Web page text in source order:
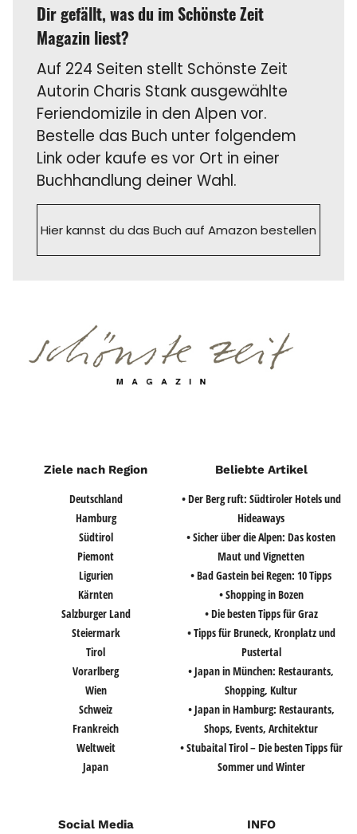
Dir gefällt, was du im Schönste Zeit
Magazin liest?
Auf 224 Seiten stellt Schönste Zeit
Autorin Charis Stank ausgewählte
Feriendomizile in den Alpen vor.
Bestelle das Buch unter folgendem
Link oder kaufe es vor Ort in einer
Buchhandlung deiner Wahl.
Hier kannst du das Buch auf Amazon bestellen
Ziele nach Region
Deutschland
Hamburg
Südtirol
Piemont
Ligurien
Kärnten
Salzburger Land
Steiermark
Tirol
Vorarlberg
Wien
Schweiz
Frankreich
Weltweit
Japan
Beliebte Artikel
• Der Berg ruft: Südtiroler Hotels und
Hideaways
• Sicher über die Alpen: Das kosten
Maut und Vignetten
• Bad Gastein bei Regen: 10 Tipps
• Shopping in Bozen
• Die besten Tipps für Graz
• Tipps für Bruneck, Kronplatz und
Pustertal
• Japan in München: Restaurants,
Shopping, Kultur
• Japan in Hamburg: Restaurants,
Shops, Events, Architektur
• Stubaital Tirol – Die besten Tipps für
Sommer und Winter
Social Media INFO